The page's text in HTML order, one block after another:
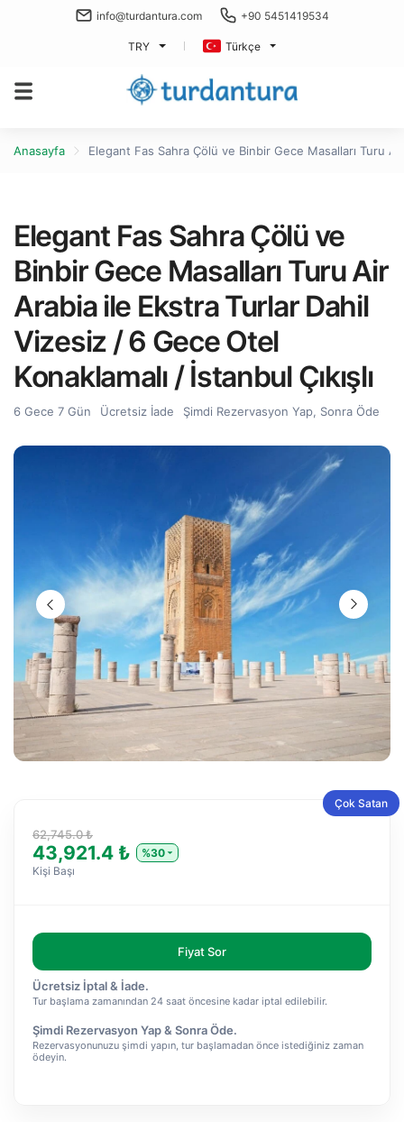
info@turdantura.com +90 5451419534
TRY Türkçe
Anasayfa Elegant Fas Sahra Çölü ve Binbir Gece Masalları Turu
Elegant Fas Sahra Çölü ve
Binbir Gece Masalları Turu Air
Arabia ile Ekstra Turlar Dahil
Vizesiz / 6 Gece Otel
Konaklamalı / İstanbul Çıkışlı
6 Gece 7 Gün Ücretsiz İade Şimdi Rezervasyon Yap, Sonra Öde
Çok Satan
62,745.0 ₺
43,921.4 ₺
%30
Kişi Başı
Fiyat Sor
Ücretsiz İptal & İade.
Tur başlama zamanından 24 saat öncesine kadar iptal edilebilir.
Şimdi Rezervasyon Yap & Sonra Öde.
Rezervasyonunuzu şimdi yapın, tur başlamadan önce istediğiniz zaman
ödeyin.